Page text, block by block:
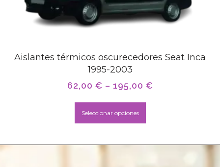
Aislantes térmicos oscurecedores Seat Inca
1995-2003
62,00 € – 195,00 €
Seleccionar opciones